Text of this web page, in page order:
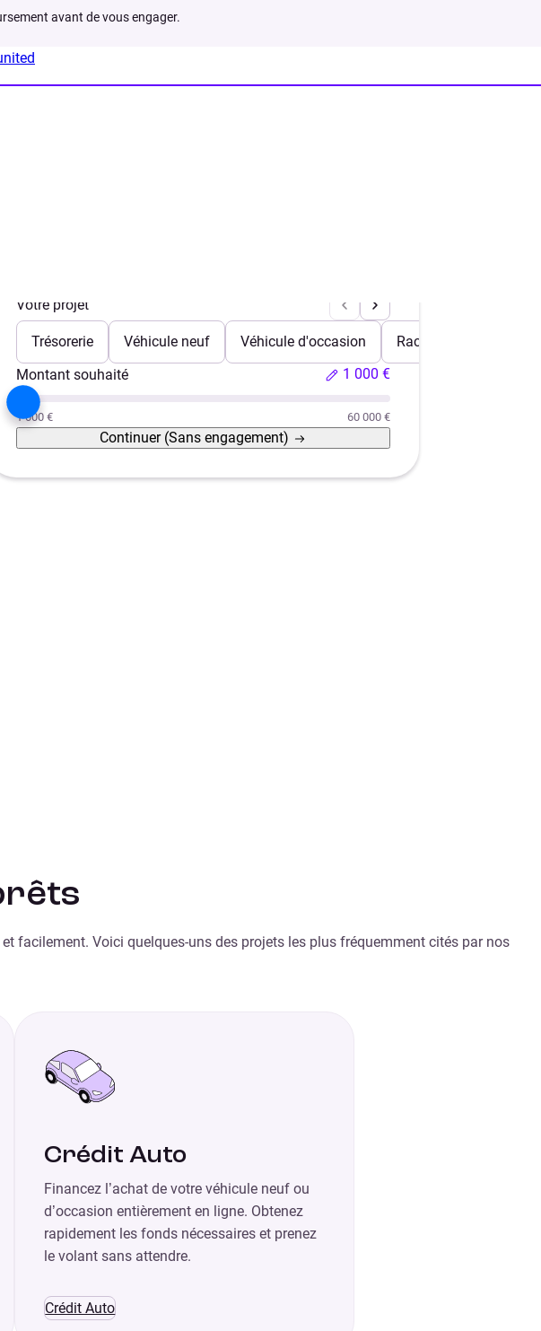
avant de vous engager.
Votre projet
Trésorerie Véhicule neuf Véhicule d'occasion Rachat de crédits
Montant souhaité
1 000 €
1 000 € 60 000 €
Continuer (Sans engagement)
facilement. Voici quelques-uns des projets les plus fréquemment cités par nos
Crédit Auto
Financez l’achat de votre véhicule neuf ou
d’occasion entièrement en ligne. Obtenez
rapidement les fonds nécessaires et prenez
le volant sans attendre.
Crédit Auto